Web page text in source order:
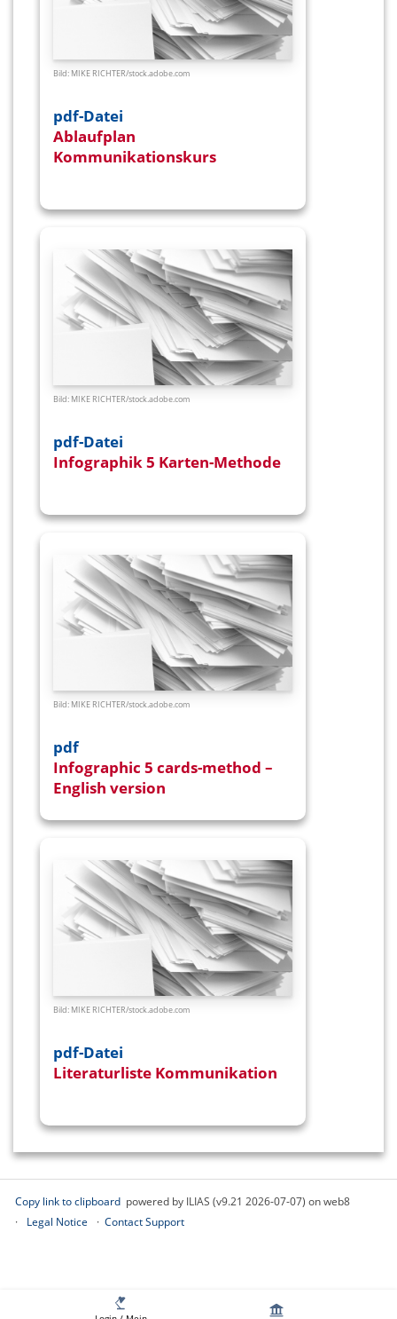
Bild: MIKE RICHTER/stock.adobe.com
pdf-Datei
Ablaufplan
Kommunikationskurs
Bild: MIKE RICHTER/stock.adobe.com
pdf-Datei
Infographik 5 Karten-Methode
Bild: MIKE RICHTER/stock.adobe.com
pdf
Infographic 5 cards-method –
English version
Bild: MIKE RICHTER/stock.adobe.com
pdf-Datei
Literaturliste Kommunikation
Copy link to clipboard powered by ILIAS (v9.21 2026-07-07) on web8
Legal Notice
Contact Support